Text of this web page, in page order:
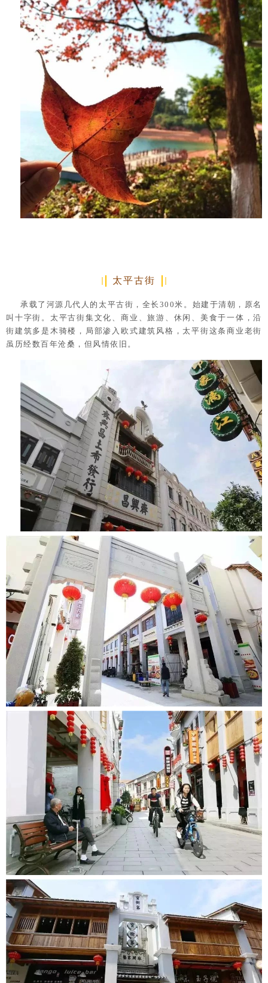
太平古街
承载了河源几代人的太平古街，全长300米。始建于清朝，原名
叫十字街。太平古街集文化、商业、旅游、休闲、美食于一体，沿
街建筑多是木骑楼，局部渗入欧式建筑风格，太平街这条商业老街
虽历经数百年沧桑，但风情依旧。